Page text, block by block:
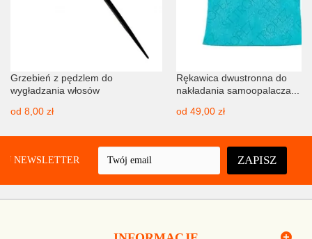
Grzebień z pędzlem do
wygładzania włosów
od 8,00 zł
Rękawica dwustronna do
nakładania samoopalacza...
od 49,00 zł
NEWSLETTER ZAPISZ